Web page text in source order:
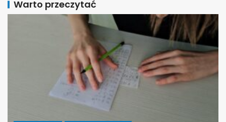
Warto przeczytać